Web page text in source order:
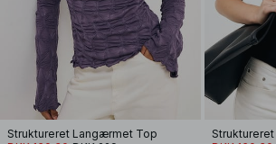
Struktureret Langærmet Top